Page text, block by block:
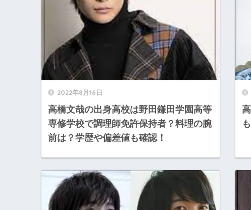
2022年8月16日
高橋文哉の出身高校は野田鎌田学園高等
専修学校で調理師免許保持者？料理の腕
前は？学歴や偏差値も確認！